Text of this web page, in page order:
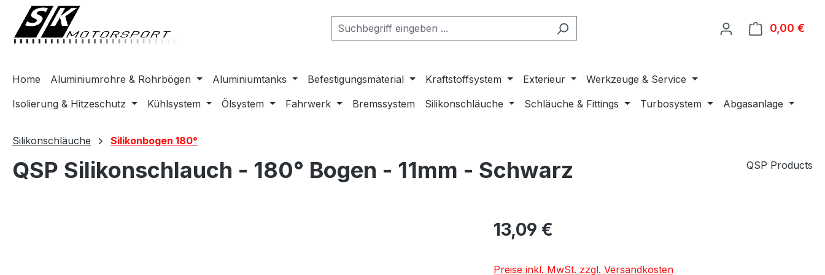
Zur Hauptnavigation springen
0,00 €
Home Aluminiumrohre & Rohrbögen Aluminiumtanks Befestigungsmaterial Kraftstoffsystem Exterieur
Werkzeuge & Service
Isolierung & Hitzeschutz
Kühlsystem Ölsystem Fahrwerk Bremssystem Silikonschläuche Schläuche & Fittings Turbosystem Abgasanlage
Silikonschläuche Silikonbogen 180°
QSP Silikonschlauch - 180° Bogen - 11mm - Schwarz QSP Products
13,09 €
Preise inkl. MwSt. zzgl. Versandkosten